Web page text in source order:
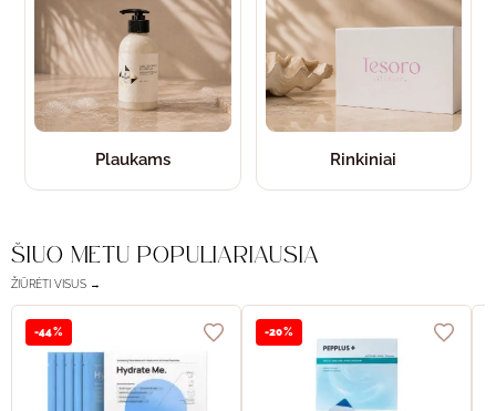
Plaukams Rinkiniai
ŠIUO METU POPULIARIAUSIA
ŽIŪRĖTI VISUS →
-44% -20%